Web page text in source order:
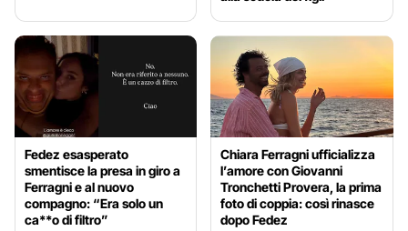
Fedez esasperato
smentisce la presa in giro a
Ferragni e al nuovo
compagno: “Era solo un
ca**o di filtro”
Chiara Ferragni ufficializza
l’amore con Giovanni
Tronchetti Provera, la prima
foto di coppia: così rinasce
dopo Fedez